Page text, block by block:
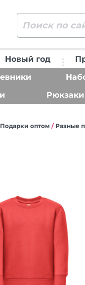
Новый год
Рюкзаки
Подарки оптом / Разные